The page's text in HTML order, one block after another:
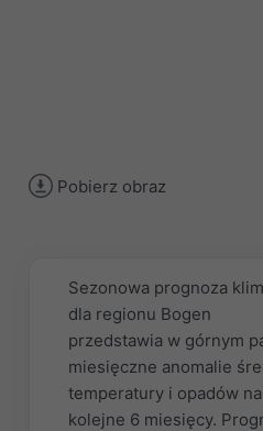
Pobierz obraz
Sezonowa prognoza
dla regionu Bogen
przedstawia w górnym
miesięczne anomalie
temperatury i opadów na
kolejne 6 miesięcy.